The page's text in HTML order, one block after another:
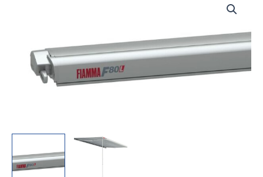
Gehäuse
titanium
Menge